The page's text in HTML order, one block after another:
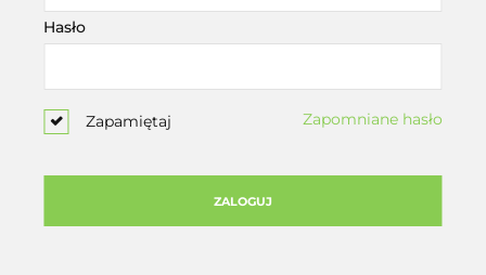
Hasło
Zapamiętaj Zapomniane hasło
ZALOGUJ